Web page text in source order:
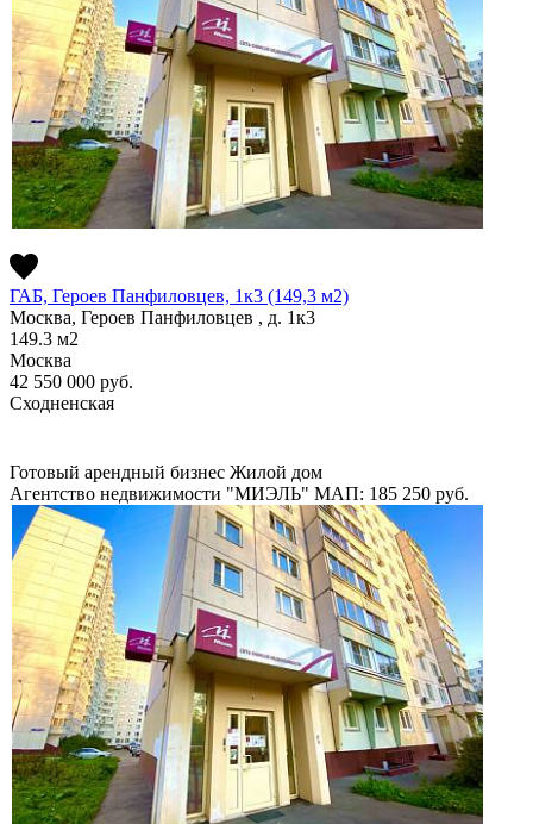
ГАБ, Героев Панфиловцев, 1к3 (149,3 м2)
Москва, Героев Панфиловцев , д. 1к3
149.3 м2
Москва
42 550 000 руб.
Сходненская
Готовый арендный бизнес Жилой дом
Агентство недвижимости "МИЭЛЬ" МАП: 185 250 руб.